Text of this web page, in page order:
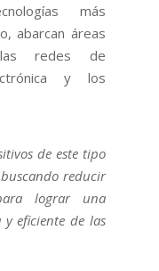
más
abarcan áreas
las redes de
y los
de este tipo
reducir
lograr una
eficiente de las